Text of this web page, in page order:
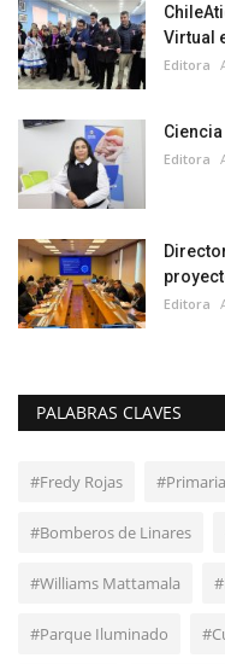
Virtual
Editora
Editora
Editora
PALABRAS CLAVES
#Fredy Rojas
#Bomberos de Linares
#Williams Mattamala
#Parque Iluminado